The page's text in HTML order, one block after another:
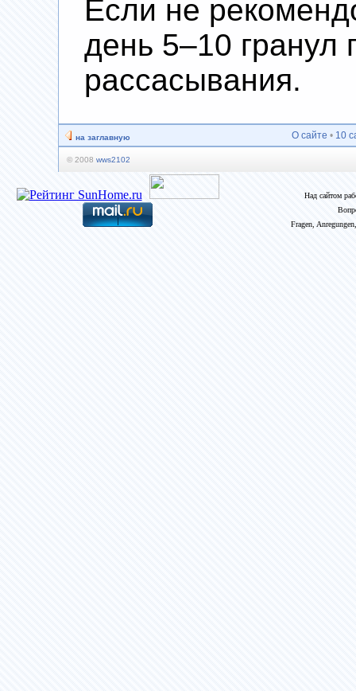
Если не
день 5–10 гранул
рассасывания.
на заглавную О сайте • 10
© 2008 wws2102
Над сайтом
Fragen,